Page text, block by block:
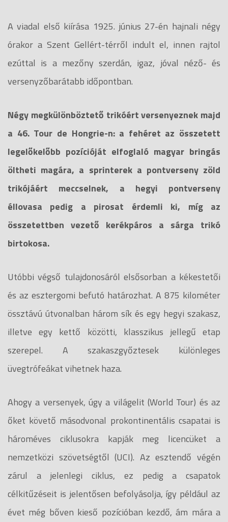
A viadal első kiírása 1925. június 27-én hajnali négy
órakor a Szent Gellért-térről indult el, innen rajtol
ezúttal is a mezőny szerdán, igaz, jóval néző- és
versenyzőbarátabb időpontban.
Négy megkülönböztető trikóért versenyeznek majd
a 46. Tour de Hongrie-n: a fehéret az összetett
legelőkelőbb pozícióját elfoglaló magyar bringás
öltheti magára, a sprinterek a pontverseny zöld
trikójáért meccselnek, a hegyi pontverseny
éllovasa pedig a pirosat érdemli ki, míg az
összetettben vezető kerékpáros a sárga trikó
birtokosa.
Utóbbi végső tulajdonosáról elsősorban a kékestetői
és az esztergomi befutó határozhat. A 875 kilométer
össztávú útvonalban három sík és egy hegyi szakasz,
illetve egy kettő közötti, klasszikus jellegű etap
szerepel. A szakaszgyőztesek különleges
üvegtrófeákat vihetnek haza.
Ahogy a versenyek, úgy a világelit (World Tour) és az
őket követő másodvonal prokontinentális csapatai is
hároméves ciklusokra kapják meg licencüket a
nemzetközi szövetségtől (UCI). Az esztendő végén
zárul a jelenlegi ciklus, ez pedig a csapatok
célkitűzéseit is jelentősen befolyásolja, így például az
évet még bőven kieső pozícióban kezdő, ám mára a